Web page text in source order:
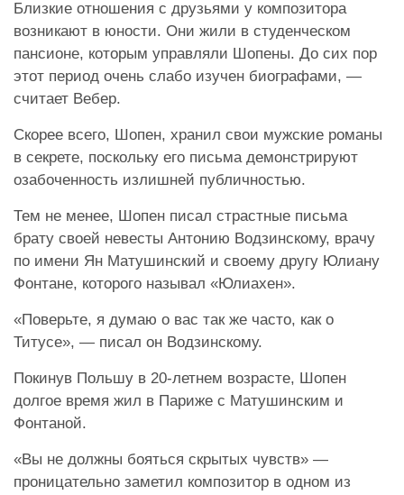
Близкие отношения с друзьями у композитора
возникают в юности. Они жили в студенческом
пансионе, которым управляли Шопены. До сих пор
этот период очень слабо изучен биографами, —
считает Вебер.
Скорее всего, Шопен, хранил свои мужские романы
в секрете, поскольку его письма демонстрируют
озабоченность излишней публичностью.
Тем не менее, Шопен писал страстные письма
брату своей невесты Антонию Водзинскому, врачу
по имени Ян Матушинский и своему другу Юлиану
Фонтане, которого называл «Юлиахен».
«Поверьте, я думаю о вас так же часто, как о
Титусе», — писал он Водзинскому.
Покинув Польшу в 20-летнем возрасте, Шопен
долгое время жил в Париже с Матушинским и
Фонтаной.
«Вы не должны бояться скрытых чувств» —
проницательно заметил композитор в одном из